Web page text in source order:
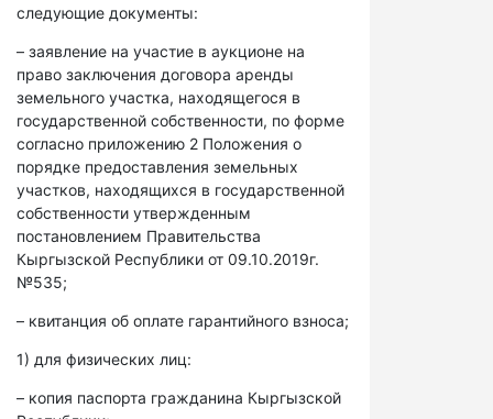
следующие документы:
– заявление на участие в аукционе на
право заключения договора аренды
земельного участка, находящегося в
государственной собственности, по форме
согласно приложению 2 Положения о
порядке предоставления земельных
участков, находящихся в государственной
собственности утвержденным
постановлением Правительства
Кыргызской Республики от 09.10.2019г.
№535;
– квитанция об оплате гарантийного взноса;
1) для физических лиц:
– копия паспорта гражданина Кыргызской